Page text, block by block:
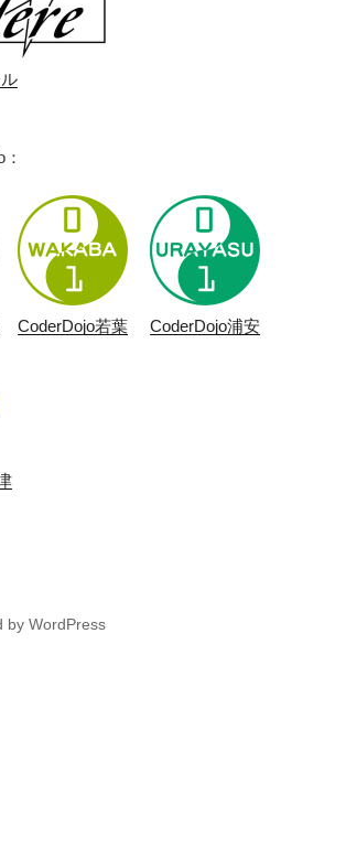
CoderDojo若葉 CoderDojo浦安
by WordPress